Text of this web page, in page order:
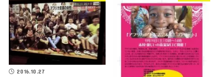
2016.10.27